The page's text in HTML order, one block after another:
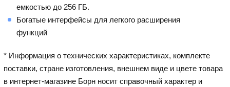
емкостью до 256 ГБ.
Богатые интерфейсы для легкого расширения
функций
* Информация о технических характеристиках, комплекте
поставки, стране изготовления, внешнем виде и цвете товара
в интернет-магазине Борн носит справочный характер и